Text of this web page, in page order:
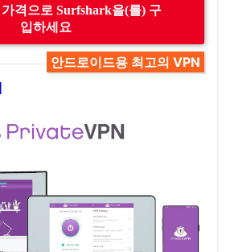
격으로 Surfshark을(를) 구
입하세요
안드로이드용 최고의 VPN